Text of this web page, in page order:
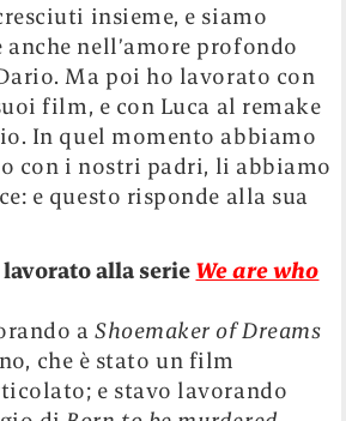
insieme, e siamo
nell’amore profondo
Ma poi ho lavorato con
film, e con Luca al remake
In quel momento abbiamo
con i nostri padri, li abbiamo
e questo risponde alla sua
alla serie We are who
a Shoemaker of Dreams
, che è stato un film
e stavo lavorando